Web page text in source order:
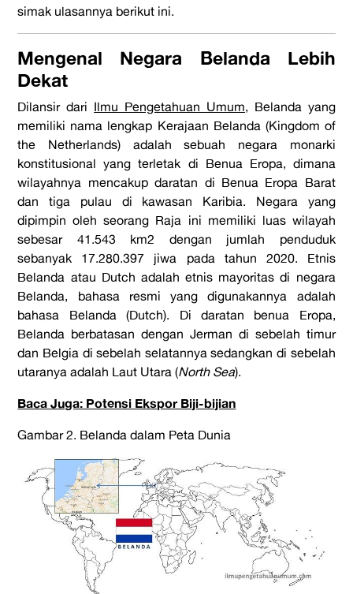
simak ulasannya berikut ini.
Mengenal Negara Belanda Lebih
Dekat
Dilansir dari Ilmu Pengetahuan Umum, Belanda yang
memiliki nama lengkap Kerajaan Belanda (Kingdom of
the Netherlands) adalah sebuah negara monarki
konstitusional yang terletak di Benua Eropa, dimana
wilayahnya mencakup daratan di Benua Eropa Barat
dan tiga pulau di kawasan Karibia. Negara yang
dipimpin oleh seorang Raja ini memiliki luas wilayah
sebesar 41.543 km2 dengan jumlah penduduk
sebanyak 17.280.397 jiwa pada tahun 2020. Etnis
Belanda atau Dutch adalah etnis mayoritas di negara
Belanda, bahasa resmi yang digunakannya adalah
bahasa Belanda (Dutch). Di daratan benua Eropa,
Belanda berbatasan dengan Jerman di sebelah timur
dan Belgia di sebelah selatannya sedangkan di sebelah
utaranya adalah Laut Utara (North Sea).
Baca Juga: Potensi Ekspor Biji-bijian
Gambar 2. Belanda dalam Peta Dunia